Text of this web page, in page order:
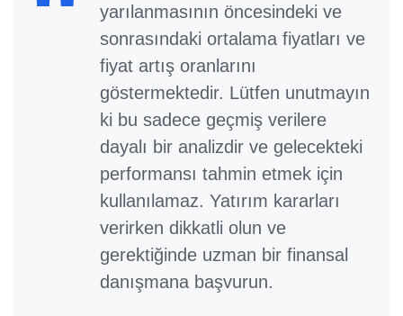
yarılanmasının öncesindeki ve
sonrasındaki ortalama fiyatları ve
fiyat artış oranlarını
göstermektedir. Lütfen unutmayın
ki bu sadece geçmiş verilere
dayalı bir analizdir ve gelecekteki
performansı tahmin etmek için
kullanılamaz. Yatırım kararları
verirken dikkatli olun ve
gerektiğinde uzman bir finansal
danışmana başvurun.